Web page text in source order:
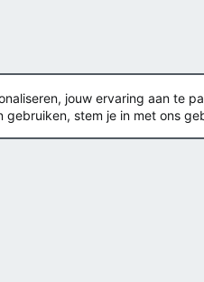
jouw ervaring aan te
gebruiken, stem je in met ons